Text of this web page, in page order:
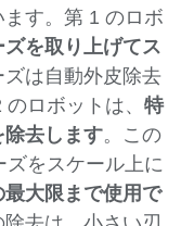
ます。第 1 のロボ
を取り上げてス
は自動外皮除去
のロボットは、特
去します。この
をスケール上に
最大限まで使用で